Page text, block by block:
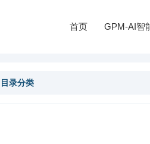
首页 GPM-AI智
录分类